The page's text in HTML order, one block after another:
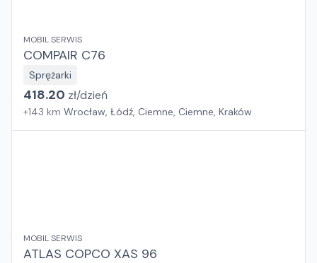
MOBIL SERWIS
COMPAIR C76
Sprężarki
418.20 zł/dzień
+143 km Wrocław, Łódź, Ciemne, Ciemne, Kraków
MOBIL SERWIS
ATLAS COPCO XAS 96